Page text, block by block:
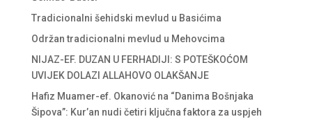
Tradicionalni šehidski mevlud u Basićima
Održan tradicionalni mevlud u Mehovcima
NIJAZ-EF. DUZAN U FERHADIJI: S POTEŠKOĆOM
UVIJEK DOLAZI ALLAHOVO OLAKŠANJE
Hafiz Muamer-ef. Okanović na “Danima Bošnjaka
Šipova”: Kur’an nudi četiri ključna faktora za uspjeh